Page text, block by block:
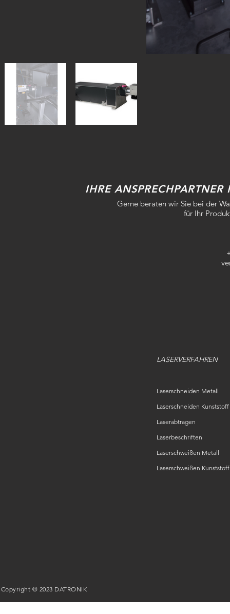
IHRE
Gerne beraten wir Sie bei der
für Ihr
LASERVERFAHREN
Laserschneiden Metall
Laserschneiden Kunststoff
Laserabtragen
Laserbeschriften
Laserschweißen Metall
Laserschweißen Kunststoff
Copyright © 2023 DATRONIK